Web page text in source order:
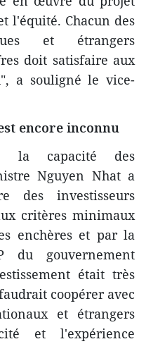
l'équité. Chacun des
et étrangers
doit satisfaire aux
a souligné le vice-
encore inconnu
la capacité des
Nguyen Nhat a
des investisseurs
critères minimaux
enchères et par la
du gouvernement
était très
coopérer avec
et étrangers
et l'expérience